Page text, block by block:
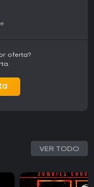
oferta?
VER TODO